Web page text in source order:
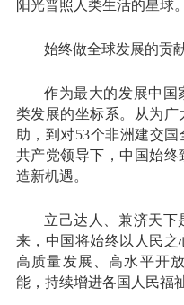
阳光普照人类生活的星球。
始终做全球发展的
作为最大的发展中国
类发展的坐标系。从为
助，到对53个非洲建交
共产党领导下，中国始终
造新机遇。
立己达人、兼济天下
来，中国将始终以人民
高质量发展、高水平开
能，持续增进各国人民福祉